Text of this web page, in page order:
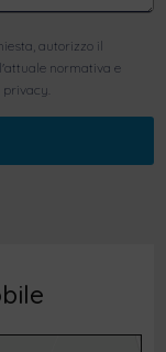
autorizzo il
normativa e